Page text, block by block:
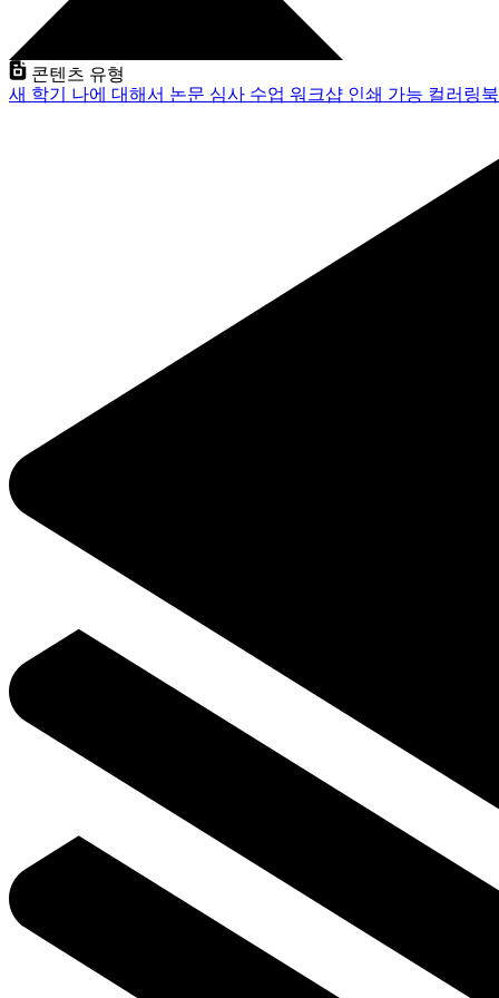
콘텐츠 유형
새 학기 나에 대해서 논문 심사 수업 워크샵 인쇄 가능 컬러링북